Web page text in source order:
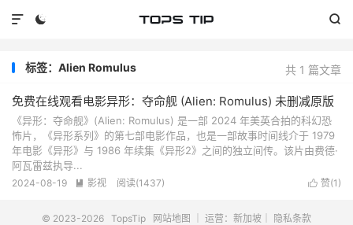
 

共 1 篇文章
标签：Alien Romulus
免费在线观看电影异形：夺命舰 (Alien: Romulus) 未删减原版
《异形：夺命舰》(Alien: Romulus) 是一部 2024 年美英合拍的科幻恐
怖片，《异形系列》的第七部电影作品，也是一部故事时间线介于 1979
年电影《异形》与 1986 年续集《异形2》之间的独立间传。该片由费德·
阿瓦雷兹执导...
 赞(1 )
2024-08-19  影视 阅读(1437)
© 2023-2026 TopsTip 网站地图 ｜ 运营：新加坡｜
隐私条款